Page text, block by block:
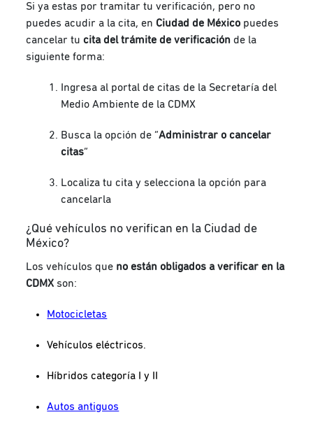
Si ya estas por tramitar tu verificación, pero no
puedes acudir a la cita, en Ciudad de México puedes
cancelar tucita del trámite de verificación de la
siguiente forma:
Ingresa al portal de citas de la Secretaría del
Medio Ambiente de la CDMX
Busca la opción de “Administrar o cancelar
citas“
Localiza tu cita y selecciona la opción para
cancelarla
¿Qué vehículos no verifican en la Ciudad de
México?
Los vehículos que no están obligados a verificar en la
CDMXson:
Motocicletas
Vehículos eléctricos.
Híbridos categoría I y II
Autos antiguos